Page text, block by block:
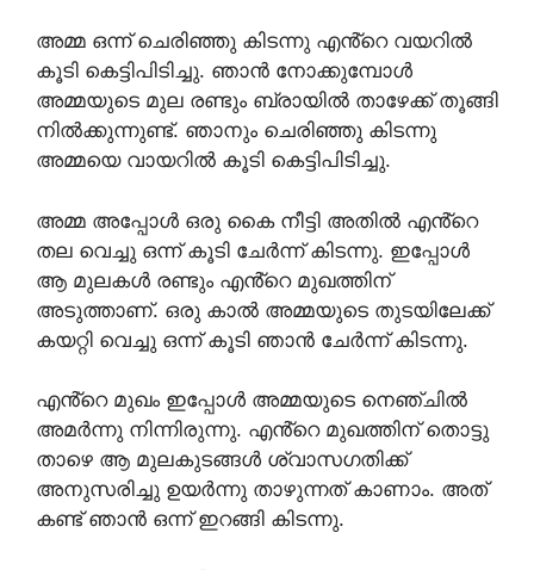
അമ്മ ഒന്ന് ചെരിഞ്ഞു കിടന്നു എൻ്റെ വയറിൽ
കൂടി കെട്ടിപിടിച്ചു. ഞാൻ നോക്കുമ്പോൾ
അമ്മയുടെ മുല രണ്ടും ബ്രായിൽ താഴേക്ക് തൂങ്ങി
നിൽക്കുന്നുണ്ട്. ഞാനും ചെരിഞ്ഞു കിടന്നു
അമ്മയെ വായറിൽ കൂടി കെട്ടിപിടിച്ചു.
അമ്മ അപ്പോൾ ഒരു കൈ നീട്ടി അതിൽ എൻ്റെ
തല വെച്ചു ഒന്ന് കൂടി ചേർന്ന് കിടന്നു. ഇപ്പോൾ
ആ മുലകൾ രണ്ടും എൻ്റെ മുഖത്തിന്
അടുത്താണ്. ഒരു കാൽ അമ്മയുടെ തുടയിലേക്ക്
കയറ്റി വെച്ചു ഒന്ന് കൂടി ഞാൻ ചേർന്ന് കിടന്നു.
എൻ്റെ മുഖം ഇപ്പോൾ അമ്മയുടെ നെഞ്ചിൽ
അമർന്നു നിന്നിരുന്നു. എൻ്റെ മുഖത്തിന് തൊട്ടു
താഴെ ആ മുലകുടങ്ങൾ ശ്വാസഗതിക്ക്
അനുസരിച്ചു ഉയർന്നു താഴുന്നത് കാണാം. അത്
കണ്ട് ഞാൻ ഒന്ന് ഇറങ്ങി കിടന്നു.